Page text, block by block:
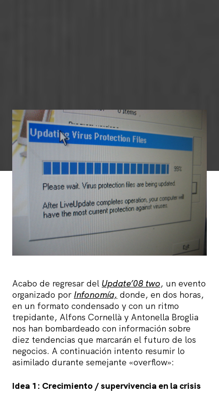
Acabo de regresar del Update’08 two, un evento
organizado por Infonomía, donde, en dos horas,
en un formato condensado y con un ritmo
trepidante, Alfons Cornellà y Antonella Broglia
nos han bombardeado con información sobre
diez tendencias que marcarán el futuro de los
negocios. A continuación intento resumir lo
asimilado durante semejante «overflow»:
Idea 1: Crecimiento / supervivencia en la crisis